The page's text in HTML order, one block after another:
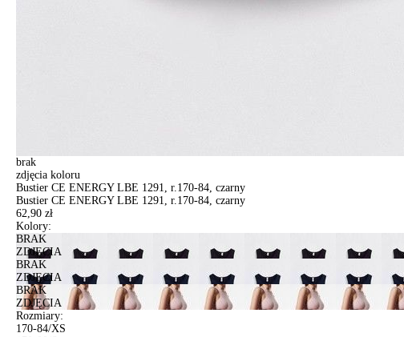
brak
zdjęcia koloru
Bustier CE ENERGY LBE 1291, r.170-84, czarny
Bustier CE ENERGY LBE 1291, r.170-84, czarny
62,90 zł
Kolory:
BRAK
ZDJĘCIA
BRAK
ZDJĘCIA
BRAK
ZDJĘCIA
Rozmiary:
170-84/XS